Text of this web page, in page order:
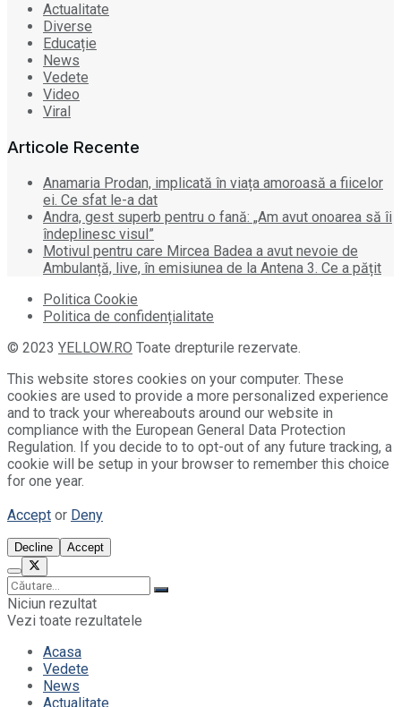
Actualitate
Diverse
Educație
News
Vedete
Video
Viral
Articole Recente
Anamaria Prodan, implicată în viața amoroasă a fiicelor
ei. Ce sfat le-a dat
Andra, gest superb pentru o fană: „Am avut onoarea să îi
îndeplinesc visul”
Motivul pentru care Mircea Badea a avut nevoie de
Ambulanță, live, în emisiunea de la Antena 3. Ce a pățit
Politica Cookie
Politica de confidențialitate
© 2023 YELLOW.RO Toate drepturile rezervate.
This website stores cookies on your computer. These
cookies are used to provide a more personalized experience
and to track your whereabouts around our website in
compliance with the European General Data Protection
Regulation. If you decide to to opt-out of any future tracking, a
cookie will be setup in your browser to remember this choice
for one year.
Accept or Deny
Decline Accept
Niciun rezultat
Vezi toate rezultatele
Acasa
Vedete
News
Actualitate